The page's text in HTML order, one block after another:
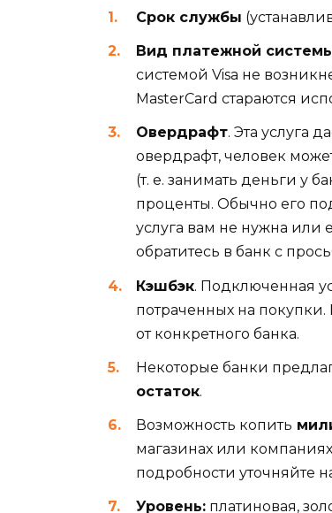
Срок службы
Вид платежной
системой Visa не
MasterCard стараются
Овердрафт. Эта услуга
овердрафт, человек
(т. е. занимать деньги у
проценты. Обычно его
услуга вам не нужна или
обратитесь в банк с
Кэшбэк. Подключенная
потраченных на
от конкретного банка.
Некоторые банки
остаток.
Возможность копить
магазинах или
подробности уточняйте
Уровень: платиновая,